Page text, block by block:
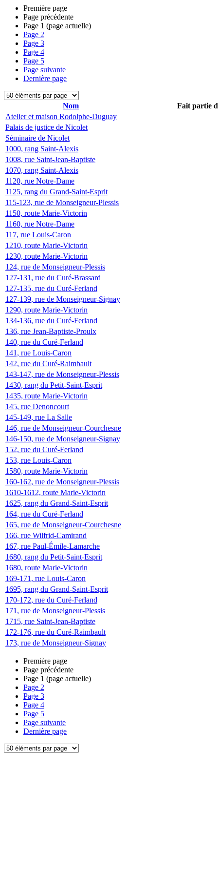
Première page
Page précédente
Page 1 (page actuelle)
Page 2
Page 3
Page 4
Page 5
Page suivante
Dernière page
Nom
Fait partie
Atelier et maison Rodolphe-Duguay
Palais de justice de Nicolet
Séminaire de Nicolet
1000, rang Saint-Alexis
1008, rue Saint-Jean-Baptiste
1070, rang Saint-Alexis
1120, rue Notre-Dame
1125, rang du Grand-Saint-Esprit
115-123, rue de Monseigneur-Plessis
1150, route Marie-Victorin
1160, rue Notre-Dame
117, rue Louis-Caron
1210, route Marie-Victorin
1230, route Marie-Victorin
124, rue de Monseigneur-Plessis
127-131, rue du Curé-Brassard
127-135, rue du Curé-Ferland
127-139, rue de Monseigneur-Signay
1290, route Marie-Victorin
134-136, rue du Curé-Ferland
136, rue Jean-Baptiste-Proulx
140, rue du Curé-Ferland
141, rue Louis-Caron
142, rue du Curé-Raimbault
143-147, rue de Monseigneur-Plessis
1430, rang du Petit-Saint-Esprit
1435, route Marie-Victorin
145, rue Denoncourt
145-149, rue La Salle
146, rue de Monseigneur-Courchesne
146-150, rue de Monseigneur-Signay
152, rue du Curé-Ferland
153, rue Louis-Caron
1580, route Marie-Victorin
160-162, rue de Monseigneur-Plessis
1610-1612, route Marie-Victorin
1625, rang du Grand-Saint-Esprit
164, rue du Curé-Ferland
165, rue de Monseigneur-Courchesne
166, rue Wilfrid-Camirand
167, rue Paul-Émile-Lamarche
1680, rang du Petit-Saint-Esprit
1680, route Marie-Victorin
169-171, rue Louis-Caron
1695, rang du Grand-Saint-Esprit
170-172, rue du Curé-Ferland
171, rue de Monseigneur-Plessis
1715, rue Saint-Jean-Baptiste
172-176, rue du Curé-Raimbault
173, rue de Monseigneur-Signay
Première page
Page précédente
Page 1 (page actuelle)
Page 2
Page 3
Page 4
Page 5
Page suivante
Dernière page